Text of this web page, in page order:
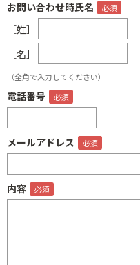
お問い合わせ時氏名
［姓］
［名］
（全角で入力してください）
電話番号
メールアドレス
内容